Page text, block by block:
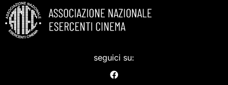
seguici su: